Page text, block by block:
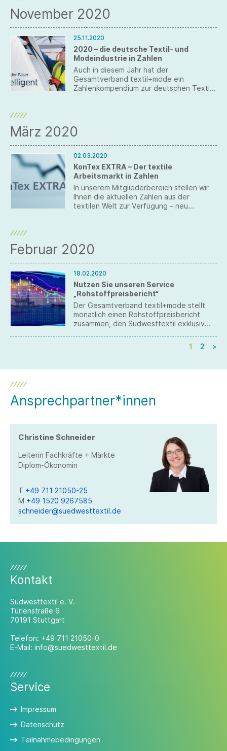
November 2020
25.11.2020
2020 – die deutsche Textil- und
Modeindustrie in Zahlen
Auch in diesem Jahr hat der
Gesamtverband textil+mode ein
Zahlenkompendium zur deutschen Textil-
März 2020
02.03.2020
KonTex EXTRA – Der textile
Arbeitsmarkt in Zahlen
In unserem Mitgliederbereich stellen wir
Ihnen die aktuellen Zahlen aus der
textilen Welt zur Verfügung – neu
Februar 2020
18.02.2020
Nutzen Sie unseren Service
„Rohstoffpreisbericht“
Der Gesamtverband textil+mode stellt
monatlich einen Rohstoffpreisbericht
zusammen, den Südwesttextil exklusiv
1 2 >
Ansprechpartner*innen
Christine Schneider
Leiterin Fachkräfte + Märkte
Diplom-Ökonomin
T +49 711 21050-25
M +49 1520 9267585
schneider@suedwesttextil.de
Kontakt
Südwesttextil e. V.
Türlenstraße 6
70191 Stuttgart
Telefon: +49 711 21050-0
E-Mail: info@suedwesttextil.de
Service
Impressum
Datenschutz
Teilnahmebedingungen